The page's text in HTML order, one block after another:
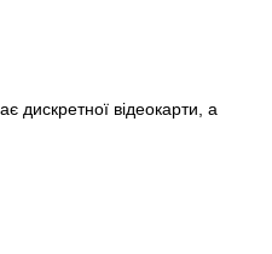
дискретної відеокарти, а